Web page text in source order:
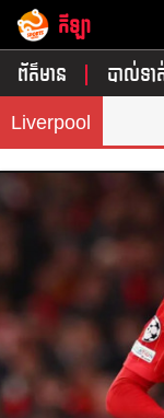
កីឡា
ព័ត៌មាន បាល់ទា
Liverpool